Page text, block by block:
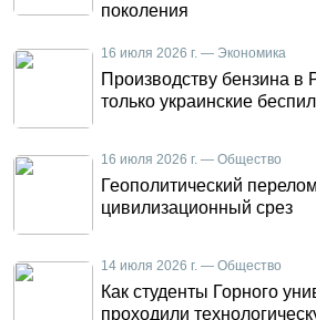
поколения
16 июля 2026 г. — Экономика
Производству бензина
только украинские
16 июля 2026 г. — Общество
Геополитический
цивилизационный срез
14 июля 2026 г. — Общество
Как студенты Горного
проходили